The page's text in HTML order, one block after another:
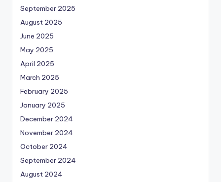
September 2025
August 2025
June 2025
May 2025
April 2025
March 2025
February 2025
January 2025
December 2024
November 2024
October 2024
September 2024
August 2024